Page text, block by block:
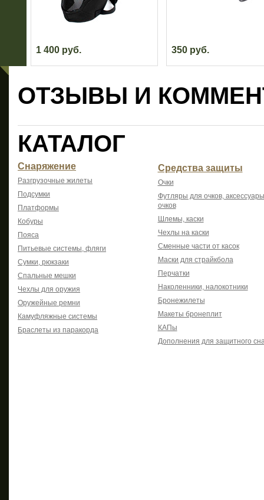
1 400 руб. 350 руб.
ОТЗЫВЫ И
КАТАЛОГ
Снаряжение
Разгрузочные жилеты
Подсумки
Платформы
Кобуры
Пояса
Питьевые системы, фляги
Сумки, рюкзаки
Спальные мешки
Чехлы для оружия
Оружейные ремни
Камуфляжные системы
Браслеты из паракорда
Средства защиты
Очки
Футляры для очков,
очков
Шлемы, каски
Чехлы на каски
Сменные части от касок
Маски для страйкбола
Перчатки
Наколенники, налокотники
Бронежилеты
Макеты бронеплит
КАПы
Дополнения для защитного